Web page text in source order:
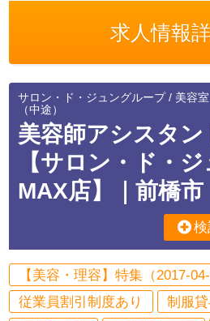
求人情報
サロン・ド・ジュングループ / 美容
（中途）
美容師アシスタン
【サロン・ド・
MAX店】｜前橋市
【美容・理容】特集（2017-04-
従業員割引制度あり
制服